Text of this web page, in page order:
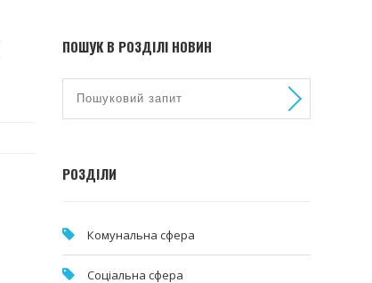
ПОШУК В РОЗДІЛІ НОВИН
РОЗДІЛИ
Комунальна cфера
Соціальна сфера